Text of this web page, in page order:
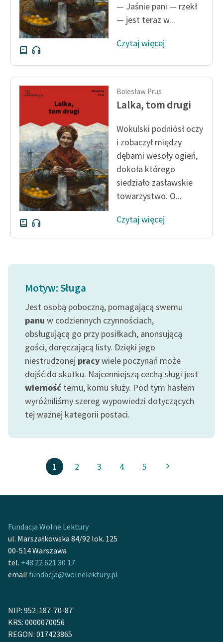
— Jaśnie pani — rzekł
— jest teraz w...
Czytaj więcej
Bolesław Prus
Lalka, tom drugi
Wokulski podniósł oczy
i zobaczył między
dębami wesoły ogień,
dokoła którego
siedziało zasławskie
towarzystwo. O...
Czytaj więcej
Motyw: Sługa
Jest osobą poboczną, pomagającą swemu
panu w codziennych czynnościach,
obsługującą go przy posiłkach, anonsującą
gości, doręczającą listy. Dzięki jego
niestrudzonej pracywiele poczynań może
dojść do skutku. Najcenniejszą cechą sługi jest
wierność temu, komu służy. Pod tym hasłem
wyróżniliśmy szereg wypowiedzi dotyczących
tej ważnej kategorii postaci.
1 2 3 4 5
Fundacja Wolne Lektury
ul. Marszałkowska 84/92 lok. 125
00-514 Warszawa
tel. +48 22 621 30 17
email fundacja@wolnelektury.pl
NIP: 952-187-70-87
KRS: 0000070056
REGON: 017423865